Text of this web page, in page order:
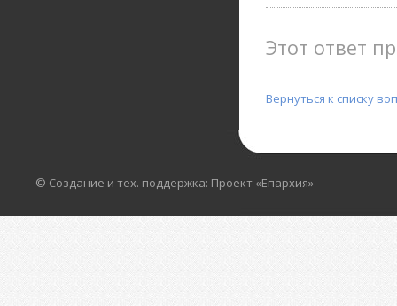
Этот ответ
Вернуться к списку
© Создание и тех. поддержка: Проект «Епархия»